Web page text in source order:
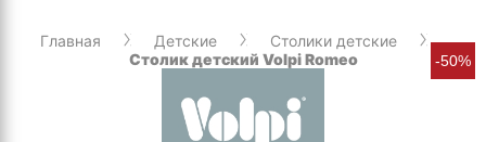
Главная Детские
Столики детские
Столик детский Volpi Romeo
-50%